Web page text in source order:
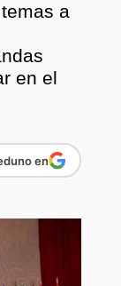
a
en el
en